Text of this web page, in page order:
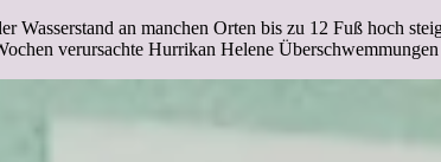
Wasserstand an manchen Orten bis zu 12 Fuß hoch
verursachte Hurrikan Helene